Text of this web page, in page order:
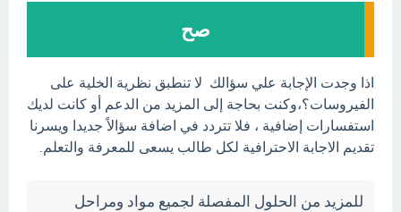
صح
اذا وجدت الإجابة علي سؤالك لا تنطبق نظرية الخلية على
الفيروسات؟،وكنت بحاجة إلى المزيد من الدعم أو كانت لديك
استفسارات إضافية ، فلا تتردد في اضافة سؤالاً جديدا ويسرنا
تقديم الاجابة الاحترافية لكل طالب يسعى للمعرفة والتعلم.
للمزيد من الحلول المفصلة لجميع مواد ومراحل